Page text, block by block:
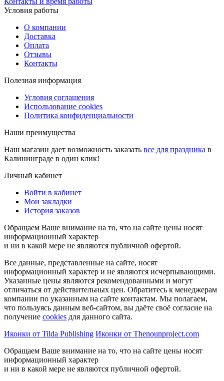
Условия работы
О компании
Доставка
Оплата
Отзывы
Контакты
Полезная информация
Условия соглашения
Использование cookies
Политика конфиденциальности
Наши преимущества
Наш магазин дает возможность заказать все для праздника в
Калининграде в один клик!
Личный кабинет
Войти в кабинет
Мои закладки
История заказов
Обращаем Ваше внимание на то, что на сайте цены носят
информационный характер
и ни в какой мере не являются публичной офертой.
Все данные, представленные на сайте, носят
информационный характер и не являются исчерпывающими.
Указанные цены являются рекомендованными и могут
отличаться от действительных цен. Обратитесь к менеджерам
компании по указанным на сайте контактам. Мы полагаем,
что пользуясь данным веб-сайтом, вы даёте своё согласие на
получение cookies для данного сайта.
Иконки от Tilda Publishing Иконки от Thenounproject.com
Обращаем Ваше внимание на то, что на сайте цены носят
информационный характер
и ни в какой мере не являются публичной офертой.